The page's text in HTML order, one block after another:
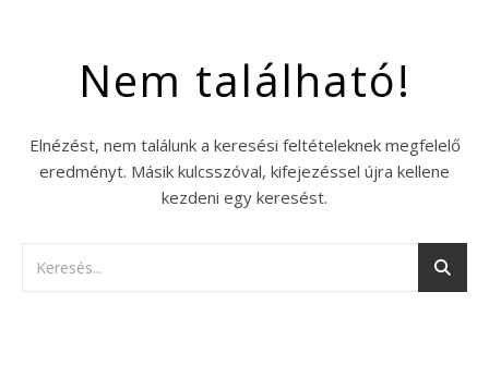
Nem található!
Elnézést, nem találunk a keresési feltételeknek megfelelő
eredményt. Másik kulcsszóval, kifejezéssel újra kellene
kezdeni egy keresést.